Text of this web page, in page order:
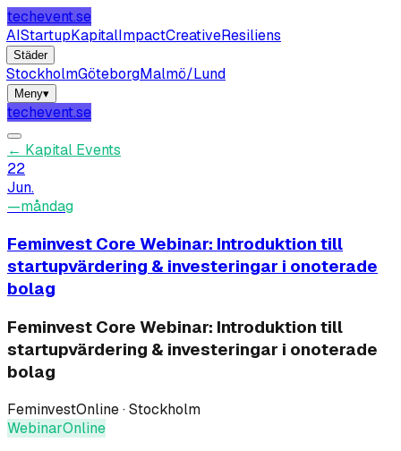
techevent.se
AIStartupKapitalImpactCreativeResiliens
Städer
StockholmGöteborgMalmö/Lund
Meny▾
techevent.se
← Kapital Events
22
Jun.
—måndag
Feminvest Core Webinar: Introduktion till
startupvärdering & investeringar i onoterade
bolag
Feminvest Core Webinar: Introduktion till
startupvärdering & investeringar i onoterade
bolag
FeminvestOnline · Stockholm
WebinarOnline